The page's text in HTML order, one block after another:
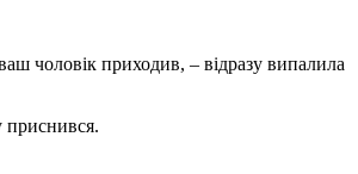
чоловік приходив, – відразу випалила
приснився.